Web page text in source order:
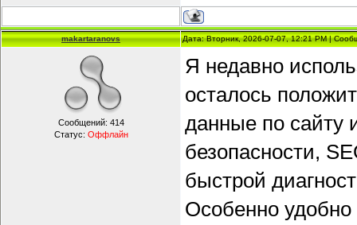
makartaranovs Дата: Вторник, 2026-07-07, 12:21 PM |
Сообщений: 414
Статус: Оффлайн
Я недавно
осталось
данные по сайту
безопасности,
быстрой
Особенно